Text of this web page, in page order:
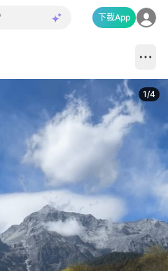
下載App
1/4